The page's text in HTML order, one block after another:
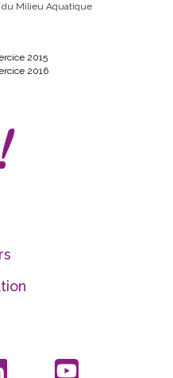
du Milieu Aquatique
2015
2016